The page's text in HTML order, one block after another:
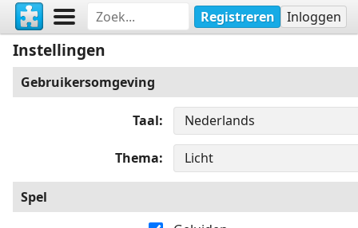
Registreren Inloggen
Instellingen
Gebruikersomgeving
Taal
Thema
Spel